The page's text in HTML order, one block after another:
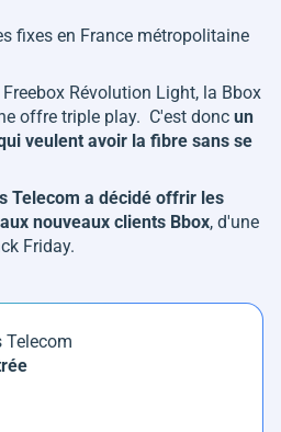
fixes en France métropolitaine
Révolution Light, la Bbox
offre triple play. C'est donc un
veulent avoir la fibre sans se
Telecom a décidé offrir les
nouveaux clients Bbox, d'une
Friday.
Telecom